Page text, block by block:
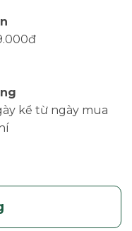
kể từ ngày mua